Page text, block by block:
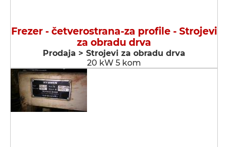
Frezer - četverostrana-za profile - Strojevi
za obradu drva
Prodaja > Strojevi za obradu drva
20 kW 5 kom